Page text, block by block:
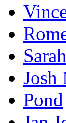
Josh
Pond